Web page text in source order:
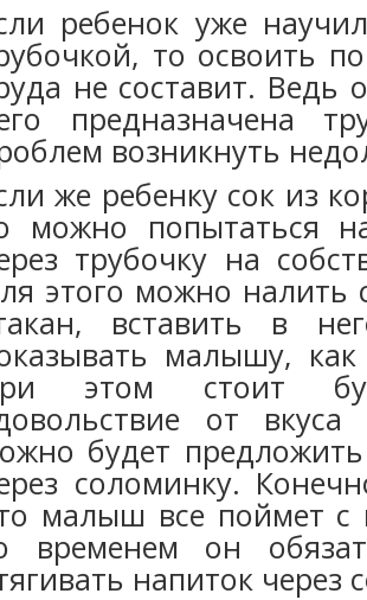
ребенок уже
то освоить
не составит. Ведь
предназначена
возникнуть
же ребенку сок из
можно попытаться
трубочку на
этого можно налить
вставить в
малышу,
этом стоит
от
будет
соломинку.
малыш все поймет с
временем он
напиток через